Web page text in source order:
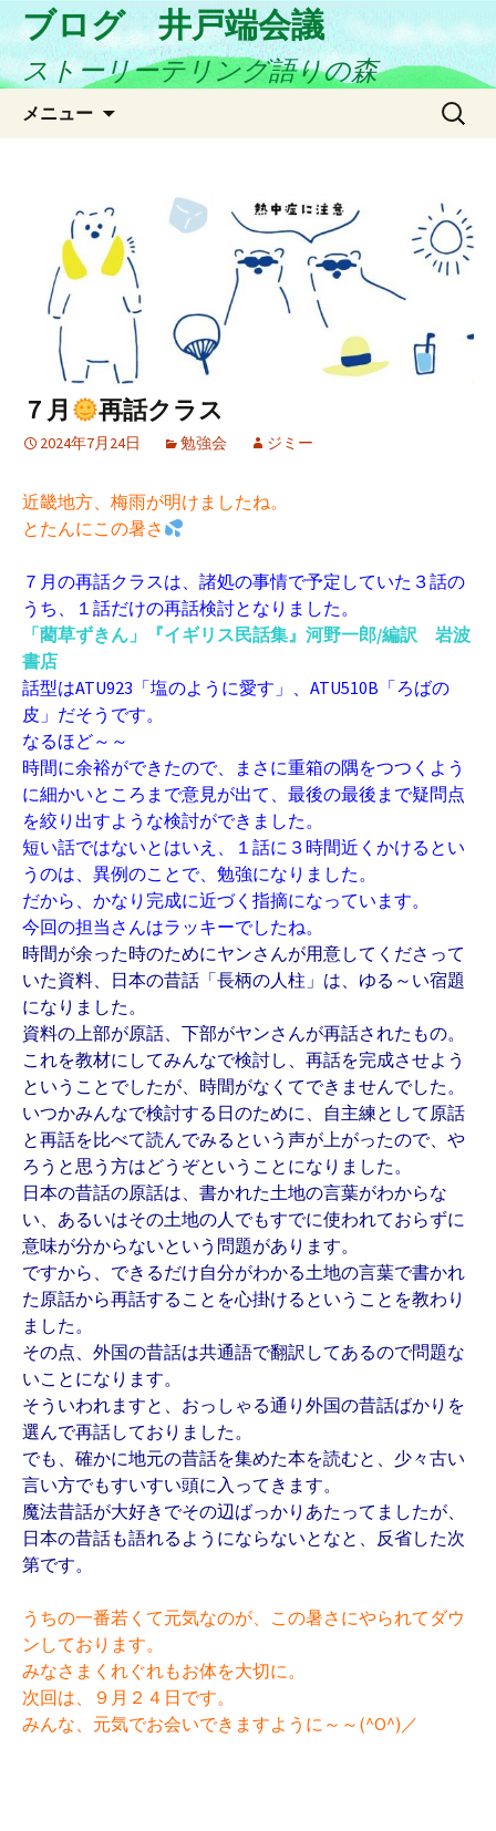
ブログ 井戸端会議
ストーリーテリング語りの森
メニュー
ツ
へ
ス
ッ
検
７月 再話クラス
2024年7月24日 勉強会 ジミー
近畿地方、梅雨が明けましたね。
とたんにこの暑さ
７月の再話クラスは、諸処の事情で予定していた３話の
うち、１話だけの再話検討となりました。
「藺草ずきん」『イギリス民話集』河野一郎/編訳 岩波
書店
話型はATU923「塩のように愛す」、ATU510B「ろばの
皮」だそうです。
なるほど～～
時間に余裕ができたので、まさに重箱の隅をつつくよう
に細かいところまで意見が出て、最後の最後まで疑問点
を絞り出すような検討ができました。
短い話ではないとはいえ、１話に３時間近くかけるとい
うのは、異例のことで、勉強になりました。
だから、かなり完成に近づく指摘になっています。
今回の担当さんはラッキーでしたね。
時間が余った時のためにヤンさんが用意してくださって
いた資料、日本の昔話「長柄の人柱」は、ゆる～い宿題
になりました。
資料の上部が原話、下部がヤンさんが再話されたもの。
これを教材にしてみんなで検討し、再話を完成させよう
ということでしたが、時間がなくてできませんでした。
いつかみんなで検討する日のために、自主練として原話
と再話を比べて読んでみるという声が上がったので、や
ろうと思う方はどうぞということになりました。
日本の昔話の原話は、書かれた土地の言葉がわからな
い、あるいはその土地の人でもすでに使われておらずに
意味が分からないという問題があります。
ですから、できるだけ自分がわかる土地の言葉で書かれ
た原話から再話することを心掛けるということを教わり
ました。
その点、外国の昔話は共通語で翻訳してあるので問題な
いことになります。
そういわれますと、おっしゃる通り外国の昔話ばかりを
選んで再話しておりました。
でも、確かに地元の昔話を集めた本を読むと、少々古い
言い方でもすいすい頭に入ってきます。
魔法昔話が大好きでその辺ばっかりあたってましたが、
日本の昔話も語れるようにならないとなと、反省した次
第です。
うちの一番若くて元気なのが、この暑さにやられてダウ
ンしております。
みなさまくれぐれもお体を大切に。
次回は、９月２４日です。
みんな、元気でお会いできますように～～(^O^)／